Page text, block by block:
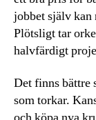
jobbet själv kan
Plötsligt tar
halvfärdigt
Det finns bättre
som torkar.